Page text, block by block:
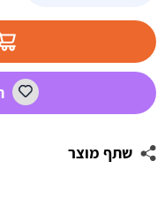
מצווה
שתף מוצר